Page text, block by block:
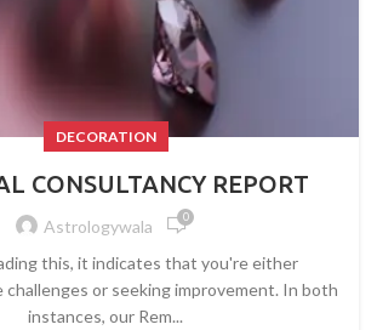
DECORATION
CONSULTANCY REPORT
Astrologywala 0
this, it indicates that you're either
or seeking improvement. In both
instances, our Rem...